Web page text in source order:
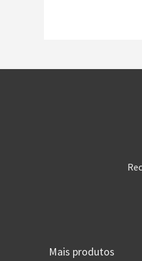
Mais produtos